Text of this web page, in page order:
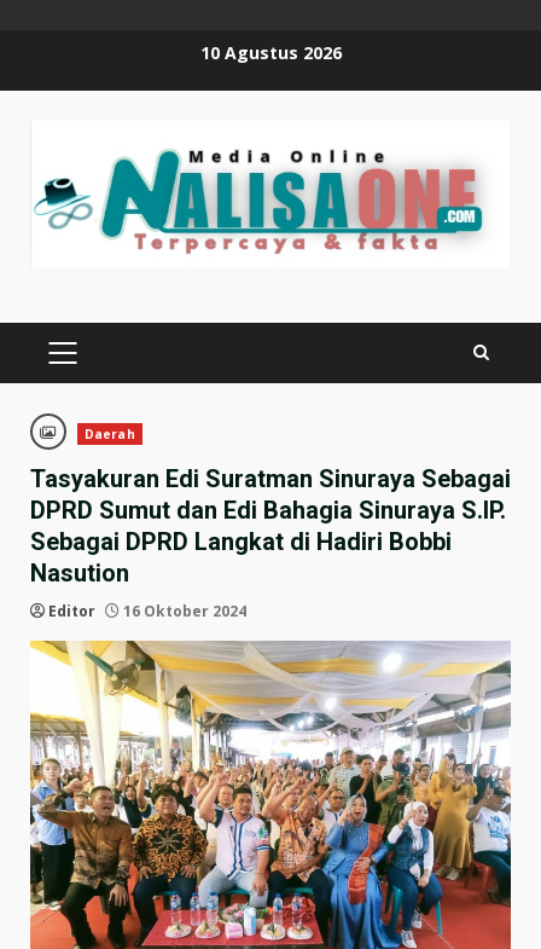
10 Agustus 2026
PRIMARY
Daerah
Tasyakuran Edi Suratman Sinuraya Sebagai
DPRD Sumut dan Edi Bahagia Sinuraya S.IP.
Sebagai DPRD Langkat di Hadiri Bobbi
Nasution
Editor 16 Oktober 2024